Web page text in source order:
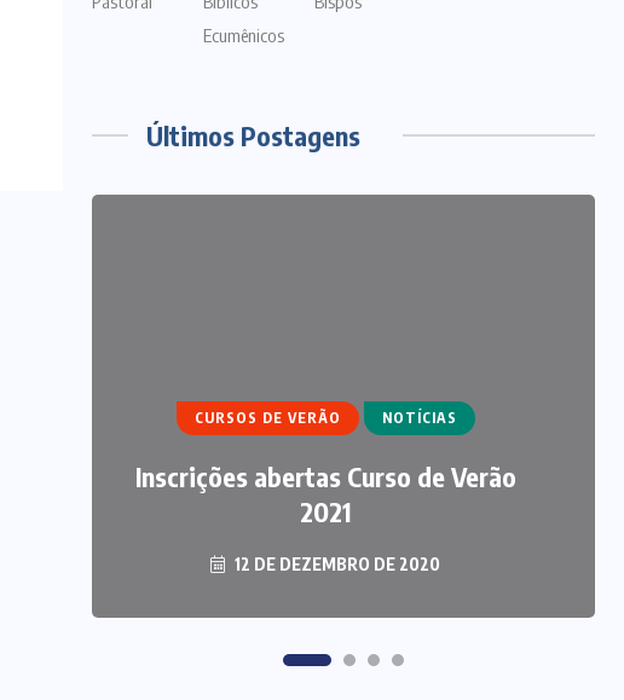
Últimos Postagens
CURSOS DE VERÃO NOTÍCIAS
Inscrições abertas Curso de Verão
2021
12 DE DEZEMBRO DE 2020
ECUMENISMO TRANSFORMADOR:
ENTRE A TERRA, OS POVOS E A
ESPERANÇA
6 DE AGOSTO DE 2026